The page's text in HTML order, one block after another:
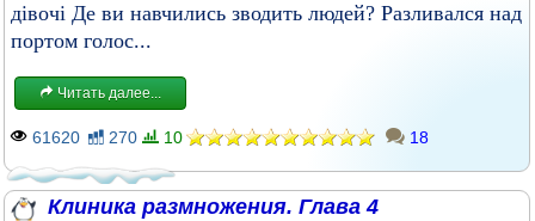
дівочі Де ви навчились зводить людей? Разливался над
портом голос...
Читать далее...
61620 270 10 18
Клиника размножения. Глава 4